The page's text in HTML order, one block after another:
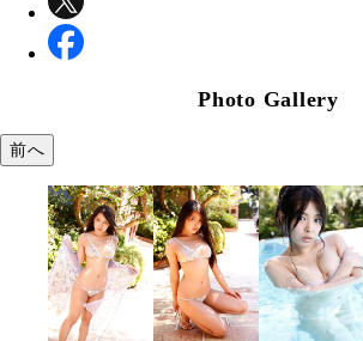
Photo Gallery
前へ